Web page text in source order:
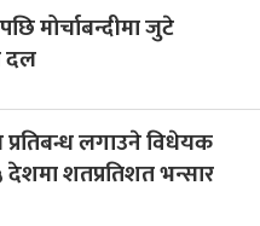
मोर्चाबन्दीमा जुटे
दल
लगाउने विधेयक
देशमा शतप्रतिशत भन्सार